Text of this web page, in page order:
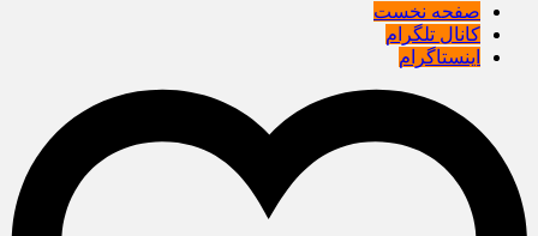
صفحه نخست
کانال تلگرام
اینستاگرام